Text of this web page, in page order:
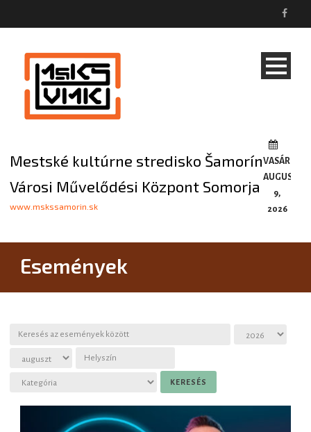
Mestské kultúrne stredisko Šamorín
Városi Művelődési Központ Somorja
www.mskssamorin.sk
VASÁRNAP,
9,
2026
Események